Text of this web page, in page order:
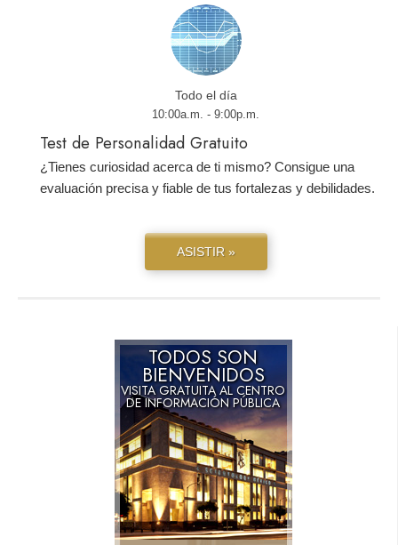
Todo el día
10:00a.m. - 9:00p.m.
Test de Personalidad Gratuito
¿Tienes curiosidad acerca de ti mismo? Consigue una
evaluación precisa y fiable de tus fortalezas y debilidades.
ASISTIR »
TODOS SON
BIENVENIDOS
VISITA GRATUITA AL CENTRO
DE INFORMACIÓN PÚBLICA